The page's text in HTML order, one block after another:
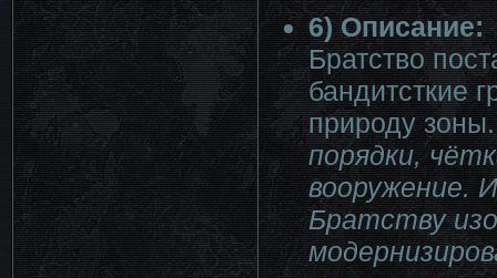
6) Описание:
Братство
бандитсткие
природу
порядки,
вооружение.
Братству